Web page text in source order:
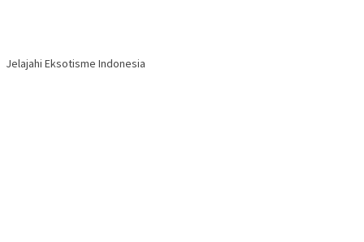
Jelajahi Eksotisme Indonesia